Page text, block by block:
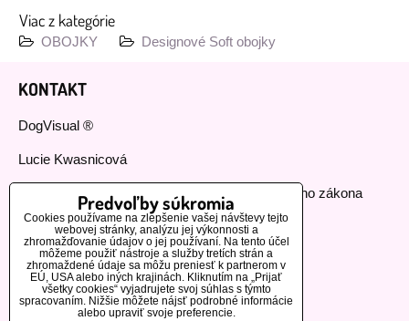
Viac z kategórie
OBOJKY Designové Soft obojky
KONTAKT
DogVisual ®
Lucie Kwasnicová
Fyzická osoba podnikajúca podľa živnostenského zákona
IČ: 73112593
GSM:+420 776 440 464
MOHLO BY VÁS ZAUJÍMAŤ
Predvoľby súkromia
Cookies používame na zlepšenie vašej návštevy tejto
webovej stránky, analýzu jej výkonnosti a
zhromažďovanie údajov o jej používaní. Na tento účel
môžeme použiť nástroje a služby tretích strán a
zhromaždené údaje sa môžu preniesť k partnerom v
EÚ, USA alebo iných krajinách. Kliknutím na „Prijať
všetky cookies“ vyjadrujete svoj súhlas s týmto
spracovaním. Nižšie môžete nájsť podrobné informácie
alebo upraviť svoje preferencie.